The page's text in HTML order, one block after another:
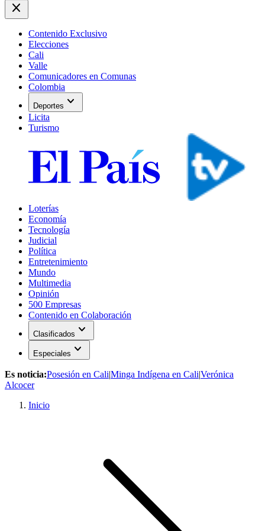
close
Contenido Exclusivo
Elecciones
Cali
Valle
Comunicadores en Comunas
Colombia
Deportes expand_more
Licita
Turismo
Loterías
Economía
Tecnología
Judicial
Política
Entretenimiento
Mundo
Multimedia
Opinión
500 Empresas
Contenido en Colaboración
Clasificados expand_more
Especiales expand_more
Es noticia:Posesión en Cali|Minga Indígena en Cali|Verónica
Alcocer
Inicio